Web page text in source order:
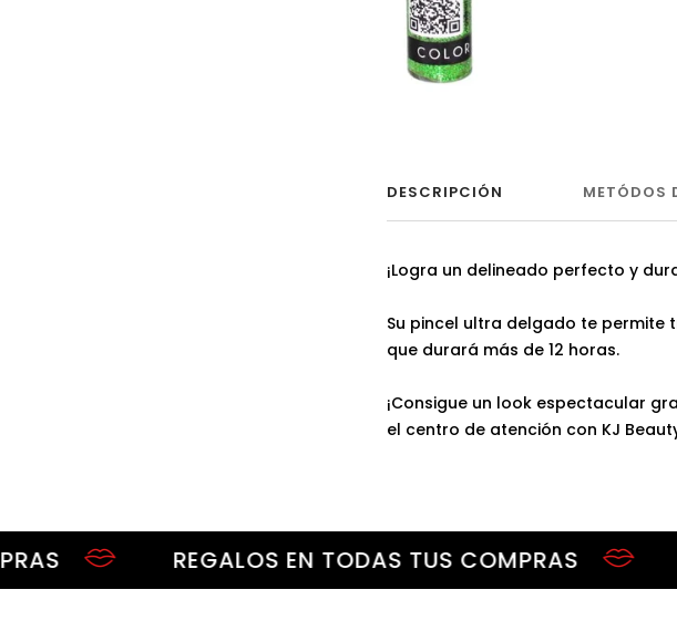
DESCRIPCIÓN METÓDOS
¡Logra un delineado perfecto y
Su pincel ultra delgado te
que durará más de 12 horas.
¡Consigue un look espectacular
el centro de atención con KJ
REGALOS EN TODAS TUS COMPRAS